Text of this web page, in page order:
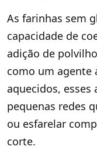
As farinhas sem
capacidade de
adição de
como um agente
aquecidos,
pequenas redes
ou esfarelar
corte.